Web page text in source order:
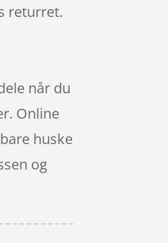
returret.
når du
Online
huske
og